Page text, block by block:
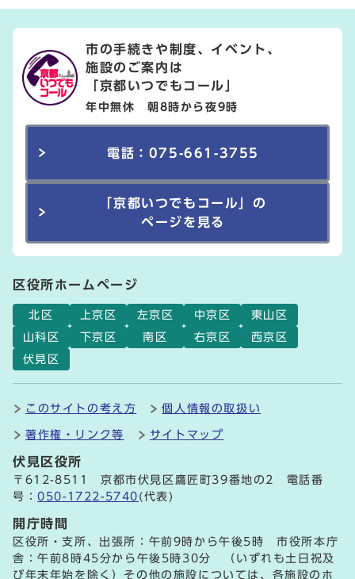
市の手続きや制度、イベント、
施設のご案内は
「京都いつでもコール」
年中無休 朝8時から夜9時
電話：075-661-3755
「京都いつでもコール」の
ページを見る
区役所ホームページ
北区 上京区 左京区 中京区
東山区
山科区
下京区 南区 右京区
西京区
伏見区
このサイトの考え方 個人情報の取扱い
著作権・リンク等 サイトマップ
伏見区役所
〒612-8511 京都市伏見区鷹匠町39番地の2 電話番
号：050-1722-5740 (代表)
開庁時間
区役所・支所、出張所：午前9時から午後5時 市役所本庁
舎：午前8時45分から午後5時30分 （いずれも土日祝及
び年末年始を除く）その他の施設については、各施設のホ